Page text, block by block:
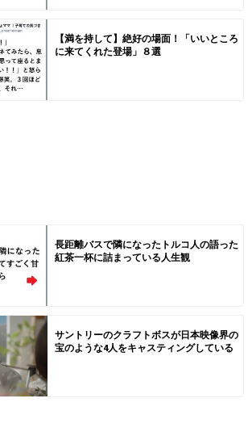
【満を持して】絶好の場面！「いいところ
に来てくれた登場」８選
長距離バスで隣になったトルコ人の語った
紅茶一杯に詰まっている人生観
サントリーのクラフトボスが日本映像界の
宝のような4人をキャスティングしている